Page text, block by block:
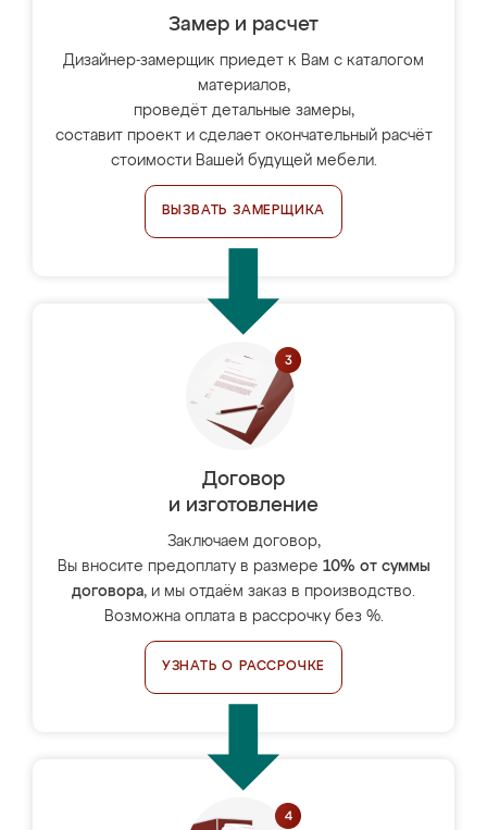
Замер и расчет
Дизайнер-замерщик приедет к Вам с каталогом
материалов,
проведёт детальные замеры,
составит проект и сделает окончательный расчёт
стоимости Вашей будущей мебели.
ВЫЗВАТЬ ЗАМЕРЩИКА
Договор
и изготовление
Заключаем договор,
Вы вносите предоплату в размере 10% от суммы
договора, и мы отдаём заказ в производство.
Возможна оплата в рассрочку без %.
УЗНАТЬ О РАССРОЧКЕ